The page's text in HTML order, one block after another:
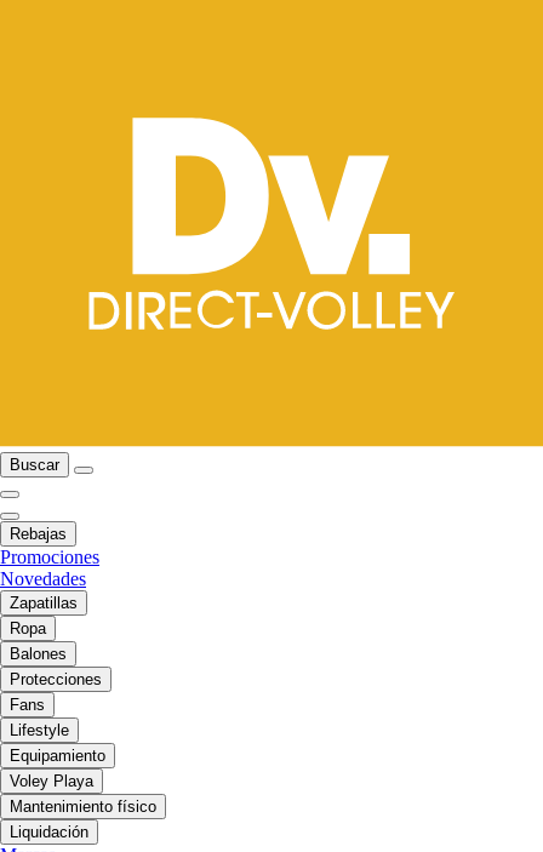
Buscar
Rebajas
Promociones
Novedades
Zapatillas
Ropa
Balones
Protecciones
Fans
Lifestyle
Equipamiento
Voley Playa
Mantenimiento físico
Liquidación